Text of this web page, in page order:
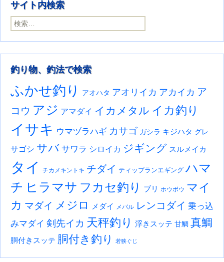
サイト内検索
検索:
釣り物、釣法で検索
ふかせ釣り アオハタ アオリイカ アカイカ ア
コウ アジ アマダイ イカメタル イカ釣り
イサキ ウマヅラハギ カサゴ ガシラ キジハタ グレ
サゴシ サバ サワラ シロイカ ジギング スルメイカ
タイ チカメキントキ チダイ ティップランエギング ハマ
チ ヒラマサ フカセ釣り ブリ ホウボウ マイ
カ マダイ メジロ メダイ メバル レンコダイ 乗っ込
みマダイ 剣先イカ 天秤釣り 浮きスッテ 甘鯛 真鯛
胴付きスッテ 胴付き釣り 若狭ぐじ